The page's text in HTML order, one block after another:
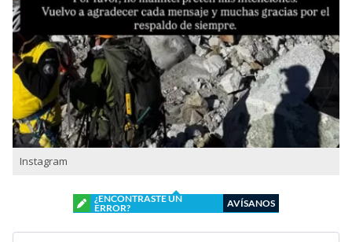
Instagram
¿ENCONTRASTE UN
ERROR?
AVÍSANOS